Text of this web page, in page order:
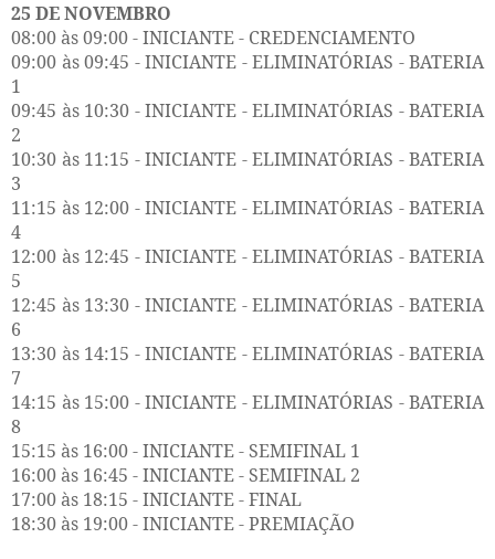
25 DE NOVEMBRO
08:00 às 09:00 - INICIANTE - CREDENCIAMENTO
09:00 às 09:45 - INICIANTE - ELIMINATÓRIAS - BATERIA
1
09:45 às 10:30 - INICIANTE - ELIMINATÓRIAS - BATERIA
2
10:30 às 11:15 - INICIANTE - ELIMINATÓRIAS - BATERIA
3
11:15 às 12:00 - INICIANTE - ELIMINATÓRIAS - BATERIA
4
12:00 às 12:45 - INICIANTE - ELIMINATÓRIAS - BATERIA
5
12:45 às 13:30 - INICIANTE - ELIMINATÓRIAS - BATERIA
6
13:30 às 14:15 - INICIANTE - ELIMINATÓRIAS - BATERIA
7
14:15 às 15:00 - INICIANTE - ELIMINATÓRIAS - BATERIA
8
15:15 às 16:00 - INICIANTE - SEMIFINAL 1
16:00 às 16:45 - INICIANTE - SEMIFINAL 2
17:00 às 18:15 - INICIANTE - FINAL
18:30 às 19:00 - INICIANTE - PREMIAÇÃO